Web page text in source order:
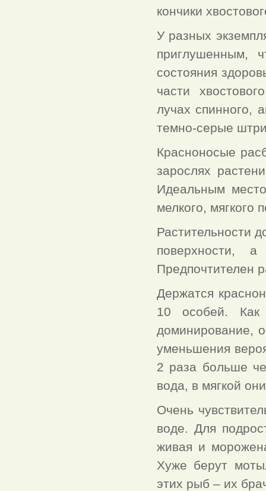
кончики
У разных
приглушенным,
состояния
части
лучах спинного,
темно-серые
Красноносые
зарослях
Идеальным
мелкого, мягкого
Растительности
поверхности,
Предпочтителен
Держатся
10 особей. Как
доминирование,
уменьшения
2 раза больше
вода, в мягкой
Очень
воде. Для
живая и
Хуже берут
этих рыб – их